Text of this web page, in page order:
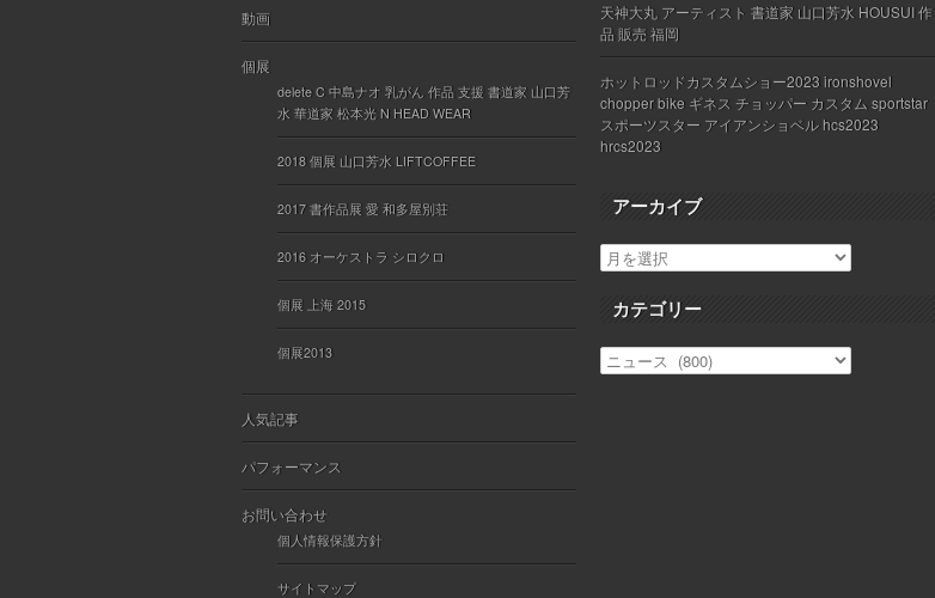
動画
個展
delete C 中島ナオ 乳がん 作品 支援 書道家 山口芳
水 華道家 松本光 N HEAD WEAR
2018 個展 山口芳水 LIFTCOFFEE
2017 書作品展 愛 和多屋別荘
2016 オーケストラ シロクロ
個展 上海 2015
個展2013
人気記事
パフォーマンス
お問い合わせ
個人情報保護方針
サイトマップ
天神大丸 アーティスト 書道家 山口芳水 HOUSUI 作
品 販売 福岡
ホットロッドカスタムショー2023 ironshovel
chopper bike ギネス チョッパー カスタム sportstar
スポーツスター アイアンショベル hcs2023
hrcs2023
アーカイブ
カテゴリー